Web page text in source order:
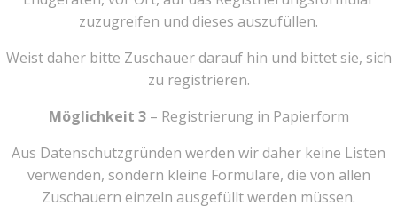
zuzugreifen und dieses auszufüllen.
Weist daher bitte Zuschauer darauf hin und bittet sie, sich
zu registrieren.
Möglichkeit 3– Registrierung in Papierform
Aus Datenschutzgründen werden wir daher keine Listen
verwenden, sondern kleine Formulare, die von allen
Zuschauern einzeln ausgefüllt werden müssen.